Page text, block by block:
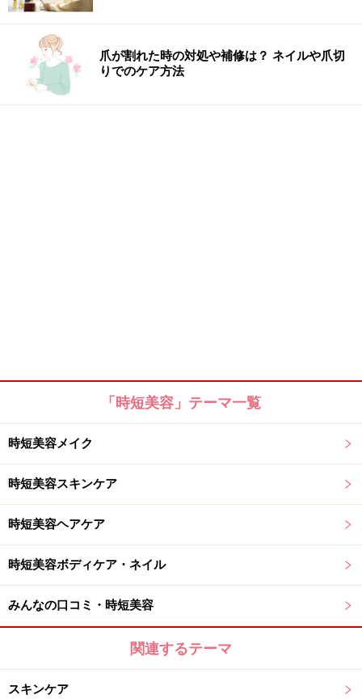
爪が割れた時の対処や補修は？ ネイルや爪切
りでのケア方法
「時短美容」テーマ一覧
時短美容メイク
時短美容スキンケア
時短美容ヘアケア
時短美容ボディケア・ネイル
みんなの口コミ・時短美容
関連するテーマ
スキンケア